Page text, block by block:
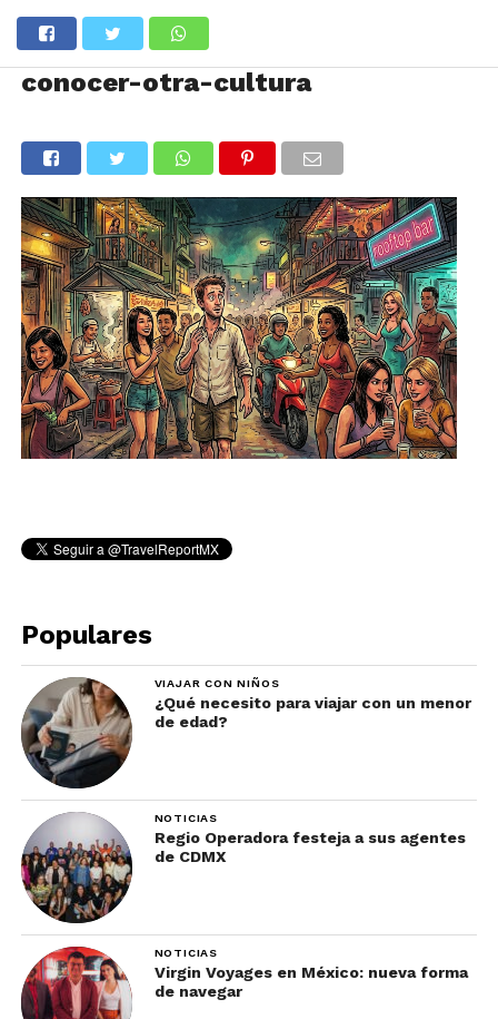
conocer-otra-cultura
Populares
VIAJAR CON NIÑOS
¿Qué necesito para viajar con un menor
de edad?
NOTICIAS
Regio Operadora festeja a sus agentes
de CDMX
NOTICIAS
Virgin Voyages en México: nueva forma
de navegar